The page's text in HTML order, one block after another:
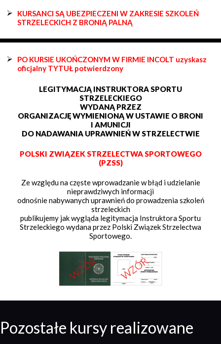
KURSANCI SĄ UBEZPIECZENI W ZAKRESIE SZKOLEŃ
STRZELECKICH Z BRONIĄ PALNĄ
PO KURSIE UKOŃCZONYM W FIRMIE INCOLT uzyskasz
oficjalny TYTUŁ potwierdzony
LEGITYMACJĄ INSTRUKTORA SPORTU
STRZELECKIEGO
WYDANĄ PRZEZ
ORGANIZACJĘ WYMIENIONĄ W USTAWIE O BRONI
I AMUNICJI
DO NADAWANIA UPRAWNIEŃ W STRZELECTWIE
POLSKI ZWIĄZEK STRZELECTWA SPORTOWEGO
(PZSS)
Ze względu na częste wprowadzanie w błąd i udzielanie
nieprawdziwych informacji
odnośnie nabywanych uprawnień do prowadzenia szkoleń
strzeleckich
publikujemy jak wygląda legitymacja Instruktora Sportu
Strzeleckiego wydana przez Polski Związek Strzelectwa
Sportowego.
Pozostałe kursy realizowane